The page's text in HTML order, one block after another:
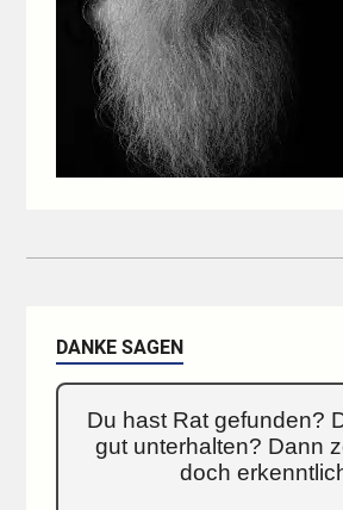
DANKE SAGEN
Du hast Rat gefunden?
gut unterhalten? Dann
doch